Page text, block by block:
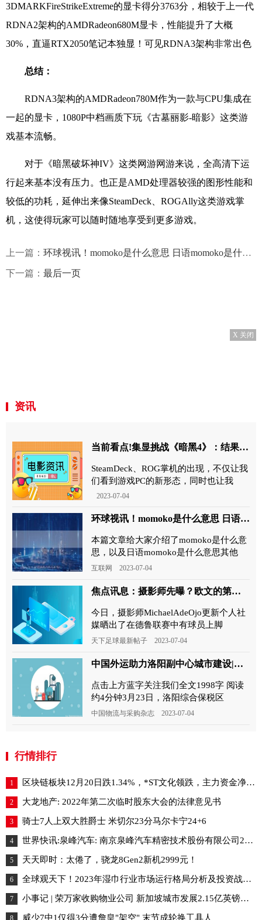
3DMARKFireStrikeExtreme的显卡得分3763分，相较于上一代
RDNA2架构的AMDRadeon680M显卡，性能提升了大概
30%，直逼RTX2050笔记本独显！可见RDNA3架构非常出色
总结：
RDNA3架构的AMDRadeon780M作为一款与CPU集成在
一起的显卡，1080P中档画质下玩《古墓丽影-暗影》这类游
戏基本流畅。
对于《暗黑破坏神IV》这类网游网游来说，全高清下运
行起来基本没有压力。也正是AMD处理器较强的图形性能和
较低的功耗，延伸出来像SteamDeck、ROGAlly这类游戏掌
机，这使得玩家可以随时随地享受到更多游戏。
上一篇： 环球视讯！momoko是什么意思 日语momoko是什么意思
下一篇： 最后一页
X 关闭
资讯
当前看点!集显挑战《暗黑4》：结果意外
SteamDeck、ROG掌机的出现，不仅让我
们看到游戏PC的新形态，同时也让我
2023-07-04
环球视讯！momoko是什么意思 日语momoko是什么意思
本篇文章给大家介绍了momoko是什么意
思，以及日语momoko是什么意思其他
互联网 2023-07-04
焦点讯息：摄影师先曝？欧文的第一款安踏签名鞋狂潮5即将在美国上市
今日，摄影师MichaelAdeOjo更新个人社
媒晒出了在德鲁联赛中有球员上脚
天下足球最新帖子 2023-07-04
中国外运助力洛阳副中心城市建设|焦点速递
点击上方蓝字关注我们全文1998字 阅读
约4分钟3月23日，洛阳综合保税区
中国物流与采购杂志 2023-07-04
行情排行
1 区块链板块12月20日跌1.34%，*ST文化领跌，主力资金净流出20.26亿元_动态
2 大龙地产: 2022年第二次临时股东大会的法律意见书
3 骑士7人上双大胜爵士 米切尔23分马尔卡宁24+6
4 世界快讯:泉峰汽车: 南京泉峰汽车精密技术股份有限公司2021年公开发行可转换公司债券第二次临时受托管理事务报告（2022年度）
5 天天即时：太倦了，骁龙8Gen2新机2999元！
6 全球观天下！2023年湿巾行业市场运行格局分析及投资战略可行性前景预测报告
7 小事记 | 荣万家收购物业公司 新加坡城市发展2.15亿英镑再收购学生公寓 当前聚焦
8 威少7中1仅得3分遭詹皇"架空" 末节成轮换工具人